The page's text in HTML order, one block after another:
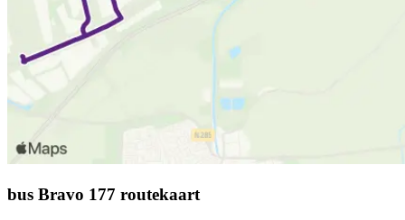
bus Bravo 177 routekaart